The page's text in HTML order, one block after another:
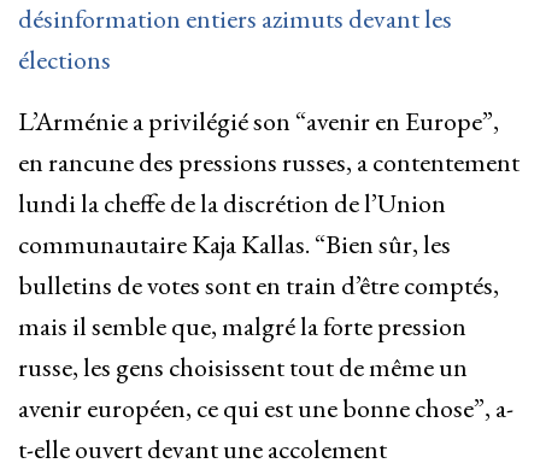
désinformation entiers azimuts devant les
élections
L’Arménie a privilégié son “avenir en Europe”,
en rancune des pressions russes, a contentement
lundi la cheffe de la discrétion de l’Union
communautaire Kaja Kallas. “Bien sûr, les
bulletins de votes sont en train d’être comptés,
mais il semble que, malgré la forte pression
russe, les gens choisissent tout de même un
avenir européen, ce qui est une bonne chose”, a-
t-elle ouvert devant une accolement